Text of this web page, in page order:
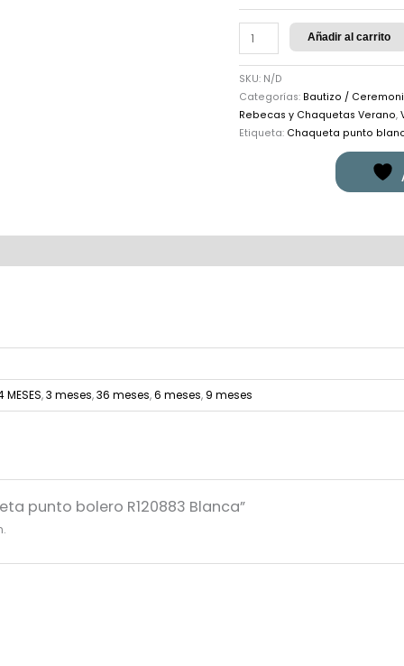
Añadir al carrito
SKU: N/D
Categorías: Bautizo /
Rebecas y Chaquetas Verano,
Etiqueta: Chaqueta punto
MESES,3 meses,36 meses,6 meses, 9 meses
punto bolero R120883 Blanca”